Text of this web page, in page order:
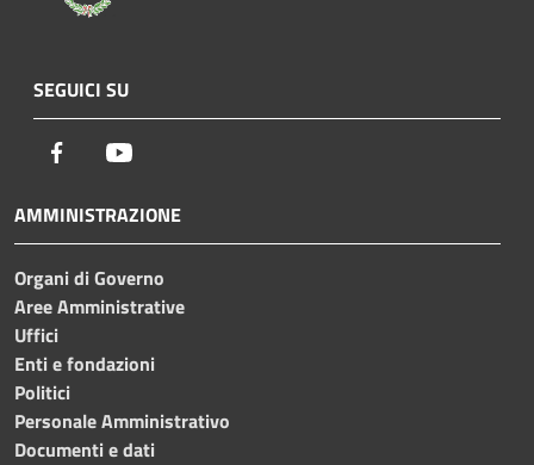
SEGUICI SU
Facebook
AMMINISTRAZIONE
Organi di Governo
Aree Amministrative
Uffici
Enti e fondazioni
Politici
Personale Amministrativo
Documenti e dati